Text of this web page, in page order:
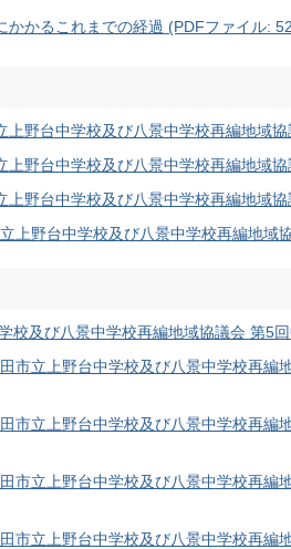
かかるこれまでの経過 (PDFファイル:
野台中学校及び八景中学校再編地域
野台中学校及び八景中学校再編地域
野台中学校及び八景中学校再編地域
上野台中学校及び八景中学校再編地域
校及び八景中学校再編地域協議会 第5
市立上野台中学校及び八景中学校再編
市立上野台中学校及び八景中学校再編
市立上野台中学校及び八景中学校再編
市立上野台中学校及び八景中学校再編